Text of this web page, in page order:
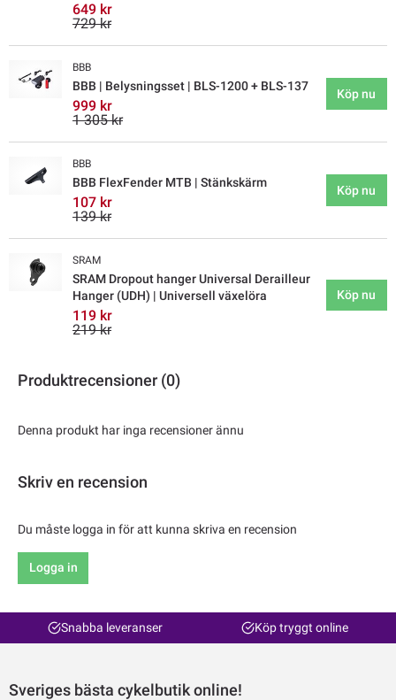
649 kr
729 kr
BBB
BBB | Belysningsset | BLS-1200 + BLS-137
999 kr
1 305 kr
Köp nu
BBB
BBB FlexFender MTB | Stänkskärm
107 kr
139 kr
Köp nu
SRAM
SRAM Dropout hanger Universal Derailleur
Hanger (UDH) | Universell växelöra
119 kr
219 kr
Köp nu
Produktrecensioner (0)
Denna produkt har inga recensioner ännu
Skriv en recension
Du måste logga in för att kunna skriva en recension
Logga in
Snabba leveranser Köp tryggt online
Sveriges bästa cykelbutik online!